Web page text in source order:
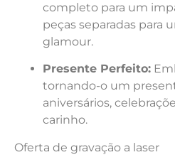
completo para um
peças separadas para
glamour.
Presente Perfeito:
tornando-o um
aniversários,
carinho.
Oferta de gravação a laser